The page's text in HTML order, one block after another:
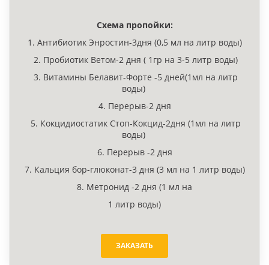
Схема пропойки:
1. Антибиотик Энростин-3дня (0,5 мл на литр воды)
2. Пробиотик Ветом-2 дня ( 1гр на 3-5 литр воды)
3. Витамины Белавит-Форте -5 дней(1мл на литр
воды)
4. Перерыв-2 дня
5. Кокцидиостатик Стоп-Кокцид-2дня (1мл на литр
воды)
6. Перерыв -2 дня
7. Кальция бор-глюконат-3 дня (3 мл на 1 литр воды)
8. Метронид -2 дня (1 мл на
1 литр воды)
ЗАКАЗАТЬ